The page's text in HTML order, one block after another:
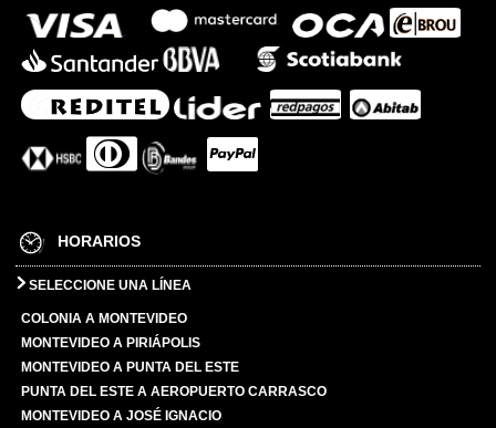
HORARIOS
SELECCIONE UNA LÍNEA
COLONIA A MONTEVIDEO
MONTEVIDEO A PIRIÁPOLIS
MONTEVIDEO A PUNTA DEL ESTE
PUNTA DEL ESTE A AEROPUERTO CARRASCO
MONTEVIDEO A JOSÉ IGNACIO